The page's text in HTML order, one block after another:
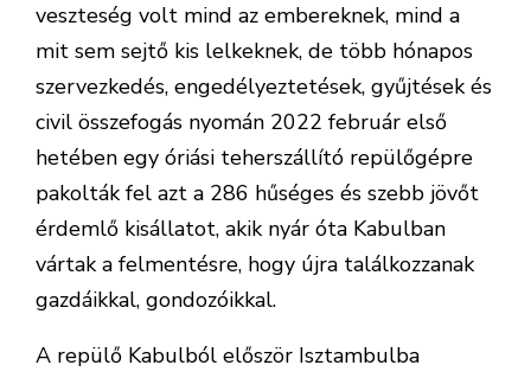
veszteség volt mind az embereknek, mind a
mit sem sejtő kis lelkeknek, de több hónapos
szervezkedés, engedélyeztetések, gyűjtések és
civil összefogás nyomán 2022 február első
hetében egy óriási teherszállító repülőgépre
pakolták fel azt a 286 hűséges és szebb jövőt
érdemlő kisállatot, akik nyár óta Kabulban
vártak a felmentésre, hogy újra találkozzanak
gazdáikkal, gondozóikkal.
A repülő Kabulból először Isztambulba